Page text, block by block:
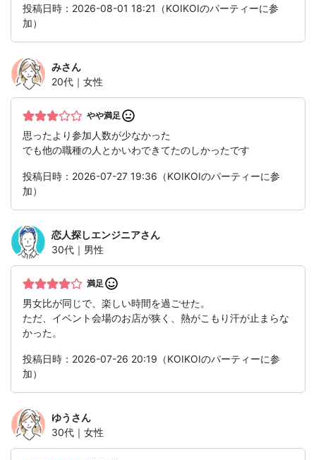
投稿日時：2026-08-01 18:21（KOIKOIのパーティーに参
加）
みさん
20代｜女性
やや満足
思ったより参加人数が少なかった
でも他の職種の人とかいわできてたのしかったです
投稿日時：2026-07-27 19:36（KOIKOIのパーティーに参
加）
恋人探しエンジニアさん
30代｜男性
満足
男女比が同じで、楽しい時間を過ごせた。
ただ、イベント会場のお店が狭く、熱がこもり汗が止まらな
かった。
投稿日時：2026-07-26 20:19（KOIKOIのパーティーに参
加）
ゆう さん
30代｜女性